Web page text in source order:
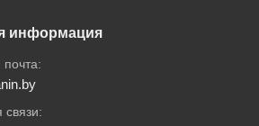
информация
почта: